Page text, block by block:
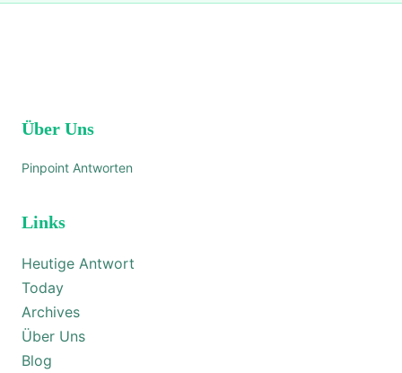
Über Uns
Pinpoint Antworten
Links
Heutige Antwort
Today
Archives
Über Uns
Blog